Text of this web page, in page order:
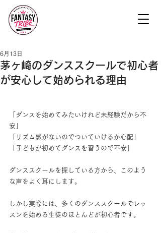
茅ヶ崎のダンススクールで初心者
が安心して始められる理由
6月13日
「ダンスを始めてみたいけれど未経験だから不
安」
「リズム感がないのでついていけるか心配」
「子どもが初めてダンスを習うので不安」
ダンススクールを探している方から、このよう
な声をよく耳にします。
しかし実際には、多くのダンススクールでレッ
スンを始める生徒のほとんどが初心者です。